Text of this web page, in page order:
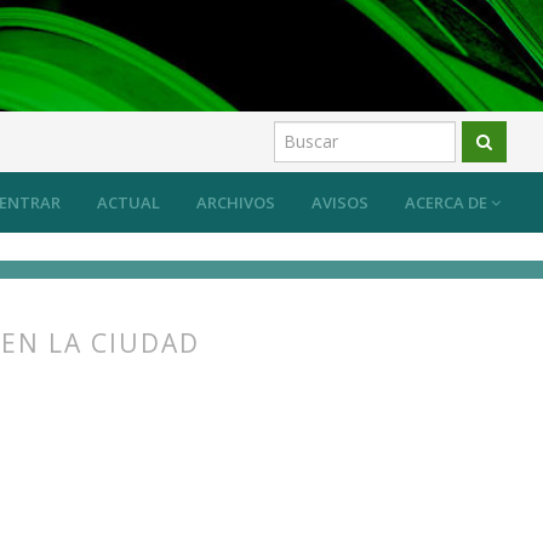
ACTUAL ARCHIVOS AVISOS ACERCA DE
ENTRAR
ecológica Artículos
LA CIUDAD